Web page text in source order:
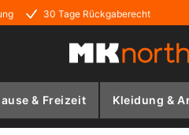
30 Tage Rückgaberecht
& Freizeit Kleidung &